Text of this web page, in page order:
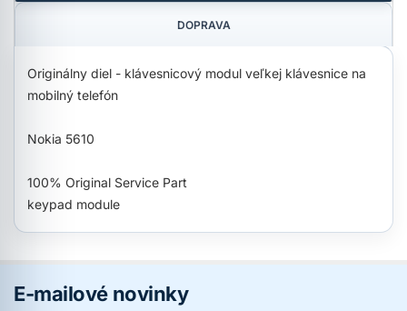
DOPRAVA
Originálny diel - klávesnicový modul veľkej klávesnice na
mobilný telefón
Nokia 5610
100% Original Service Part
keypad module
E-mailové novinky